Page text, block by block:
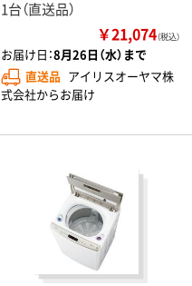
1台（直送品）
￥21,074（税込）
お届け日：8月26日（水）まで
直送品 アイリスオーヤマ株
式会社からお届け